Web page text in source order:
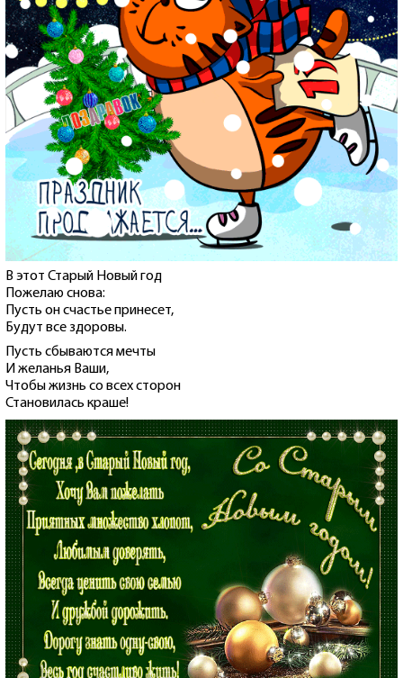
В этот Старый Новый год
Пожелаю снова:
Пусть он счастье принесет,
Будут все здоровы.
Пусть сбываются мечты
И желанья Ваши,
Чтобы жизнь со всех сторон
Становилась краше!